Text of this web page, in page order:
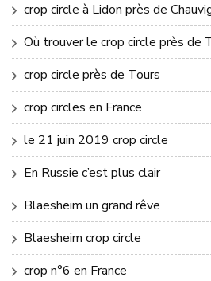
crop circle à Lidon près de
Où trouver le crop circle près de
crop circle près de Tours
crop circles en France
le 21 juin 2019 crop circle
En Russie c’est plus clair
Blaesheim un grand rêve
Blaesheim crop circle
crop n°6 en France